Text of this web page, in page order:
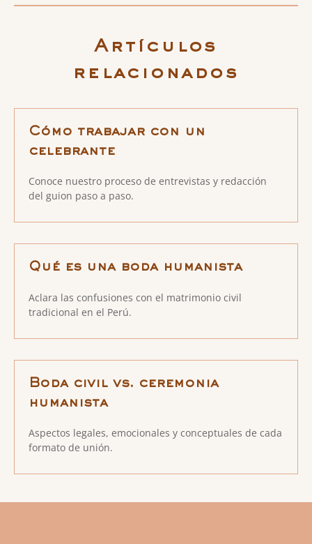
Artículos
relacionados
Cómo trabajar con un
celebrante
Conoce nuestro proceso de entrevistas y redacción
del guion paso a paso.
Qué es una boda humanista
Aclara las confusiones con el matrimonio civil
tradicional en el Perú.
Boda civil vs. ceremonia
humanista
Aspectos legales, emocionales y conceptuales de cada
formato de unión.